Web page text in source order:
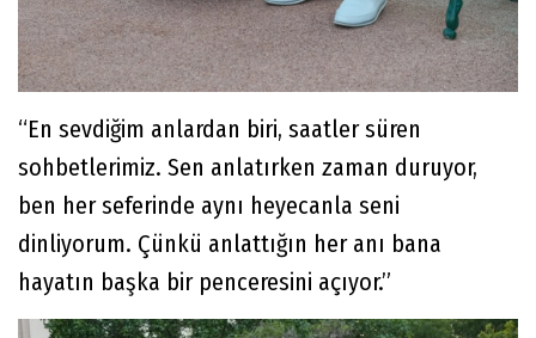
“En sevdiğim anlardan biri, saatler süren
sohbetlerimiz. Sen anlatırken zaman duruyor,
ben her seferinde aynı heyecanla seni
dinliyorum. Çünkü anlattığın her anı bana
hayatın başka bir penceresini açıyor.”